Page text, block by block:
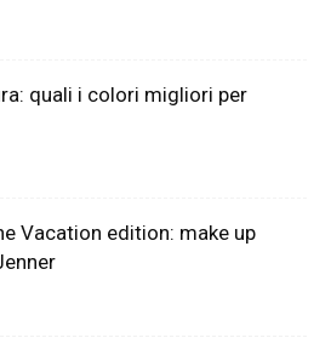
quali i colori migliori per
Vacation edition: make up